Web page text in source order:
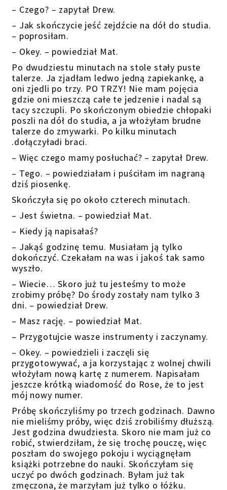
– Czego? – zapytał Drew.
– Jak skończycie jeść zejdźcie na dół do studia.
– poprosiłam.
– Okey. – powiedział Mat.
Po dwudziestu minutach na stole stały puste
talerze. Ja zjadłam ledwo jedną zapiekankę, a
oni zjedli po trzy. PO TRZY! Nie mam pojęcia
gdzie oni mieszczą całe te jedzenie i nadal są
tacy szczupli. Po skończonym obiedzie chłopaki
poszli na dół do studia, a ja włożyłam brudne
talerze do zmywarki. Po kilku minutach
.dołączyładi braci.
– Więc czego mamy posłuchać? – zapytał Drew.
– Tego. – powiedziałam i puściłam im nagraną
dziś piosenkę.
Skończyła się po około czterech minutach.
– Jest świetna. – powiedział Mat.
– Kiedy ją napisałaś?
– Jakąś godzinę temu. Musiałam ją tylko
dokończyć. Czekałam na was i jakoś tak samo
wyszło.
– Wiecie… Skoro już tu jesteśmy to może
zrobimy próbę? Do środy zostały nam tylko 3
dni. – powiedział Drew.
– Masz rację. – powiedział Mat.
– Przygotujcie wasze instrumenty i zaczynamy.
– Okey. – powiedzieli i zaczęli się
przygotowywać, a ja korzystając z wolnej chwili
włożyłam nową kartę z numerem. Napisałam
jeszcze krótką wiadomość do Rose, że to jest
mój nowy numer.
Próbę skończyliśmy po trzech godzinach. Dawno
nie mieliśmy próby, więc dziś zrobiliśmy dłuższą.
Jest godzina dwudziesta. Skoro nie mam już co
robić, stwierdziłam, że się trochę pouczę, więc
poszłam do swojego pokoju i wyciągnęłam
książki potrzebne do nauki. Skończyłam się
uczyć po dwóch godzinach. Byłam już tak
zmęczona, że marzyłam już tylko o łóżku.